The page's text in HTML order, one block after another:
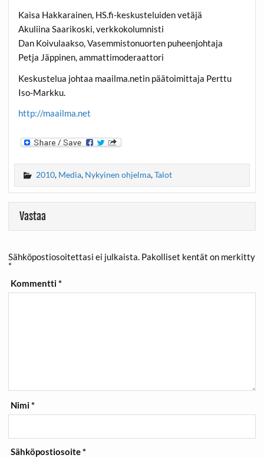
Kaisa Hakkarainen, HS.fi-keskusteluiden vetäjä
Akuliina Saarikoski, verkkokolumnisti
Dan Koivulaakso, Vasemmistonuorten puheenjohtaja
Petja Jäppinen, ammattimoderaattori
Keskustelua johtaa maailma.netin päätoimittaja Perttu
Iso-Markku.
http://maailma.net
2010, Media, Nykyinen ohjelma,Talot
Vastaa
Sähköpostiosoitettasi ei julkaista. Pakolliset kentät on merkitty
*
Kommentti*
Nimi*
Sähköpostiosoite*